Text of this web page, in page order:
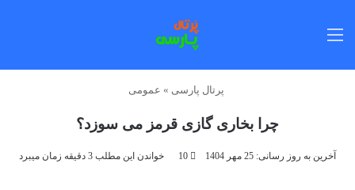
پرتال پارسی » عمومی
چرا بخاری گازی قرمز می سوزد؟
آخرین به روز رسانی: 25 مهر 1404 10 خواندن این مطلب 3 دقیقه زمان میبرد